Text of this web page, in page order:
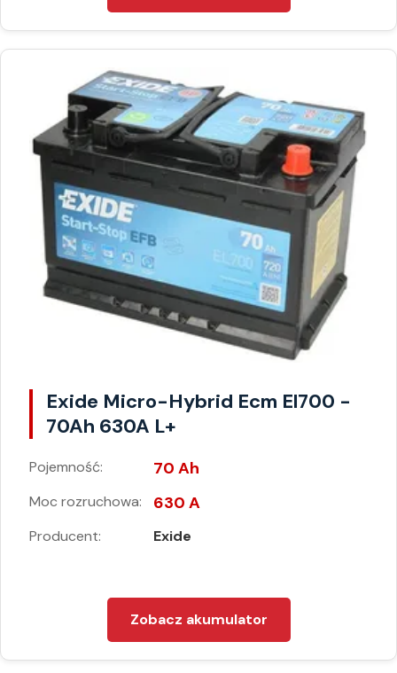
Exide Micro-Hybrid Ecm El700 -
70Ah 630A L+
Pojemność: 70 Ah
Moc rozruchowa: 630 A
Producent: Exide
Zobacz akumulator